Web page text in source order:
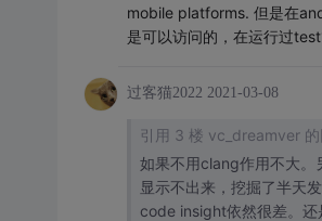
mobile platforms. 但是在
是可以访问的，在运行过
过客猫2022 2021-03-08
引用 3 楼 vc_dreamver 的
如果不用clang作用不大。
显示不出来，挖掘了半天
code insight依然很差。还